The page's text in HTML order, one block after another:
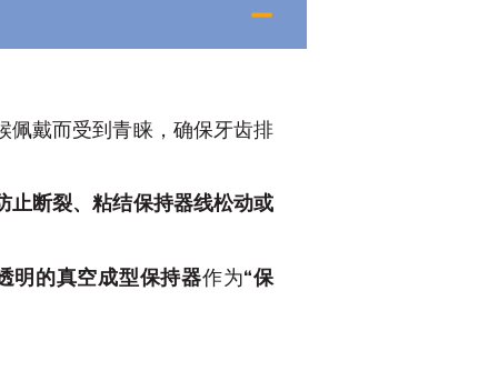
佩戴而受到青睐，确保牙齿排
止断裂、粘结保持器线松动或
明的真空成型保持器作为“保